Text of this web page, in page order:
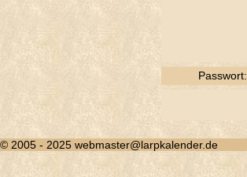
Passwort:
© 2005 - 2025 webmaster@larpkalender.de